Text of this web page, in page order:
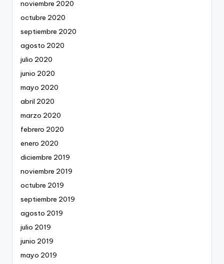
noviembre 2020
octubre 2020
septiembre 2020
agosto 2020
julio 2020
junio 2020
mayo 2020
abril 2020
marzo 2020
febrero 2020
enero 2020
diciembre 2019
noviembre 2019
octubre 2019
septiembre 2019
agosto 2019
julio 2019
junio 2019
mayo 2019